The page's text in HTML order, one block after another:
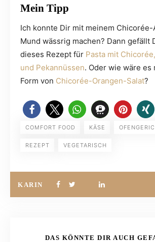
Mein Tipp
Ich konnte Dir mit meinem Chicorée-
Mund wässrig machen? Dann gefällt
dieses Rezept für Pasta mit
und Pekannüssen. Oder wie wäre es
Form von Chicorée-Orangen-Salat?
COMFORT FOOD KÄSE
REZEPT VEGETARISCH
KARIN
DAS KÖNNTE DIR AUCH